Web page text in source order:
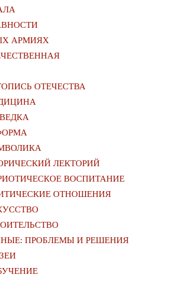
АРМИЯХ
ОТЕЧЕСТВА
ЛЕКТОРИЙ
ВОСПИТАНИЕ
ОТНОШЕНИЯ
ПРОБЛЕМЫ И РЕШЕНИЯ